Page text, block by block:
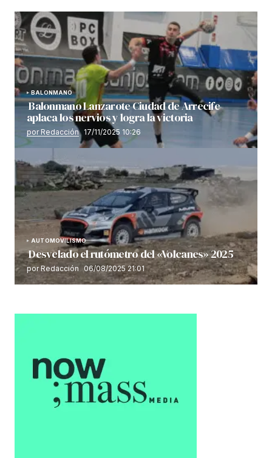
BALONMANO
Balonmano Lanzarote Ciudad de Arrecife
aplaca los nervios y logra la victoria
por Redacción 17/11/2025 10:26
AUTOMOVILISMO
Desvelado el rutómetro del «Volcanes» 2025
por Redacción 06/08/2025 21:01